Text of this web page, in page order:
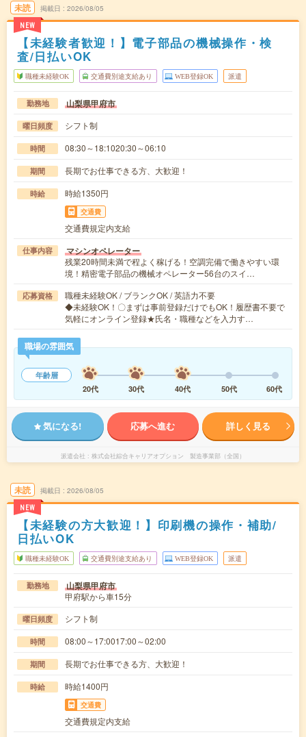
未読
NEW
掲載日 2026/08/05
【未経験者歓迎！】電子部品の機械操作・検
査/日払いOK
職種未経験OK 交通費別途支給あり WEB登録OK 派遣
勤務地 山梨県甲府市
曜日頻度 シフト制
時間 08:30～18:1020:30～06:10
期間 長期でお仕事できる方、大歓迎！
時給 時給1350円
交通費
交通費規定内支給
仕事内容 マシンオペレーター
残業20時間未満で程よく稼げる！空調完備で働きやすい環
境！精密電子部品の機械オペレーター56台のスイ…
応募資格
職種未経験OK / ブランクOK / 英語力不要
◆未経験OK！〇まずは事前登録だけでもOK！履歴書不要で
気軽にオンライン登録★氏名・職種などを入力す…
職場の雰囲気
年齢層
20代
30代 40代 50代 60代
気になる! 応募へ進む 詳しく見る
派遣会社 株式会社綜合キャリアオプション 製造事業部（全国）
未読
NEW
掲載日 2026/08/05
【未経験の方大歓迎！】印刷機の操作・補助/
日払いOK
職種未経験OK 交通費別途支給あり WEB登録OK 派遣
勤務地 山梨県甲府市
甲府駅から車15分
曜日頻度 シフト制
時間 08:00～17:0017:00～02:00
期間 長期でお仕事できる方、大歓迎！
時給 時給1400円
交通費
交通費規定内支給